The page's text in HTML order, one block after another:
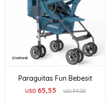
Paraguitas Fun Bebesit
USD 65,55 USD99,00